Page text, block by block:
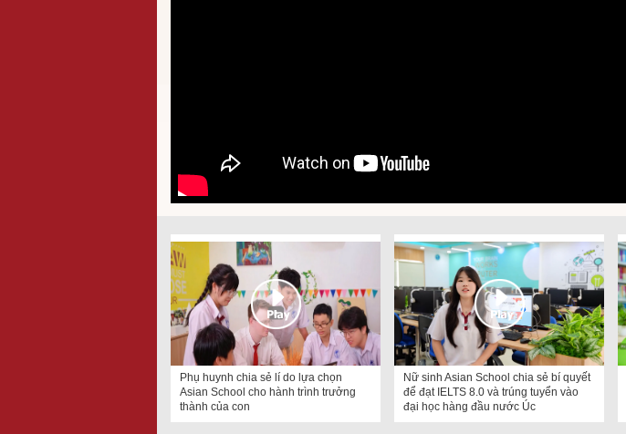
Phụ huynh chia sẻ lí do lựa chọn
Asian School cho hành trình trưởng
thành của con
Nữ sinh Asian School chia sẻ bí quyết
để đạt IELTS 8.0 và trúng tuyển vào
đại học hàng đầu nước Úc